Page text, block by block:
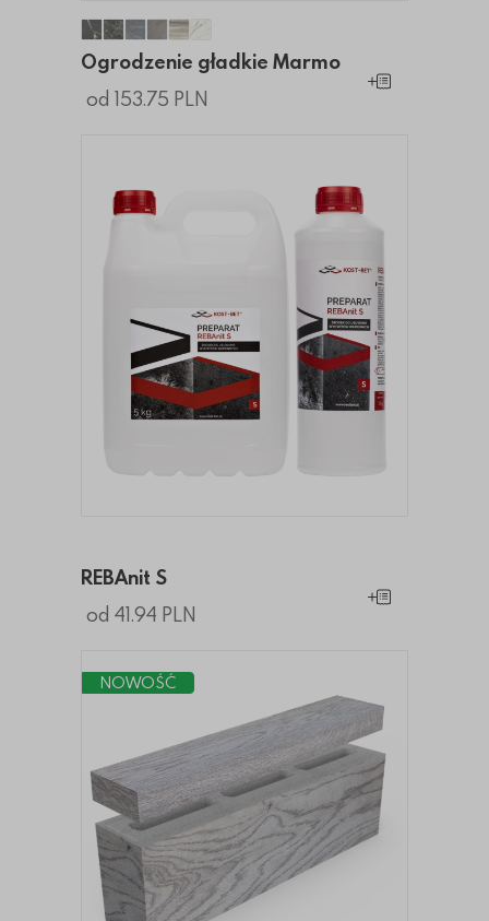
Ogrodzenie gładkie Marmo
Ogrodzenie gładkie Marmo
Ogrodzenie gładkie Marmo
Ogrodzenie gładkie Marmo
Ogrodzenie gładkie Marmo
Ogrodzenie gładkie Marmo
od 153.75 PLN
Dodaj do
REBAnit S
od 41.94 PLN
Dodaj do
NOWOŚĆ